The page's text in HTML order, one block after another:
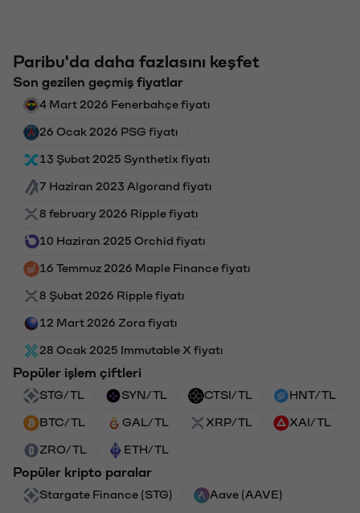
Paribu'da daha fazlasını keşfet
Son gezilen geçmiş fiyatlar
4 Mart 2026 Fenerbahçe fiyatı
26 Ocak 2026 PSG fiyatı
13 Şubat 2025 Synthetix fiyatı
7 Haziran 2023 Algorand fiyatı
8 february 2026 Ripple fiyatı
10 Haziran 2025 Orchid fiyatı
16 Temmuz 2026 Maple Finance fiyatı
8 Şubat 2026 Ripple fiyatı
12 Mart 2026 Zora fiyatı
28 Ocak 2025 Immutable X fiyatı
Popüler işlem çiftleri
STG/TL SYN/TL CTSI/TL HNT/TL
BTC/TL GAL/TL XRP/TL XAI/TL
ZRO/TL ETH/TL
Popüler kripto paralar
Stargate Finance (STG) Aave (AAVE)